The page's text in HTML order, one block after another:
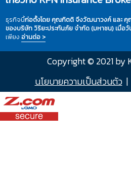
ธุรกิจนี้ก่อตั้งโดย คุณกิตติ จึงวัฒนาวงค์ และ
ของบริษัท วิริยะประกันภัย จำกัด (มหาชน) เมื่อ
เพียง อ่านต่อ >
Copyright © 2021 by
นโยบายความเป็นส่วนตัว|